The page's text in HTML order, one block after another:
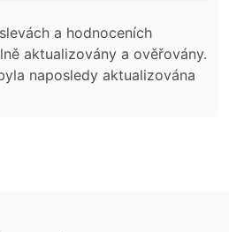
a hodnoceních
aktualizovány a ověřovány.
naposledy aktualizována